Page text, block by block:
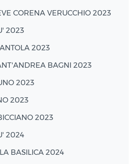
CORENA VERUCCHIO 2023
2023
2023
BAGNI 2023
2023
2023
2023
2024
BASILICA 2024